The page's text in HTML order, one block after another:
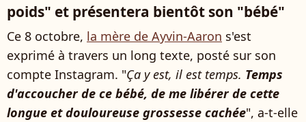
poids" et présentera bientôt son "bébé"
Ce 8 octobre, la mère de Ayvin-Aaron s'est
exprimé à travers un long texte, posté sur son
compte Instagram. "Ça y est, il est temps. Temps
d'accoucher de ce bébé, de me libérer de cette
longue et douloureuse grossesse cachée", a-t-elle